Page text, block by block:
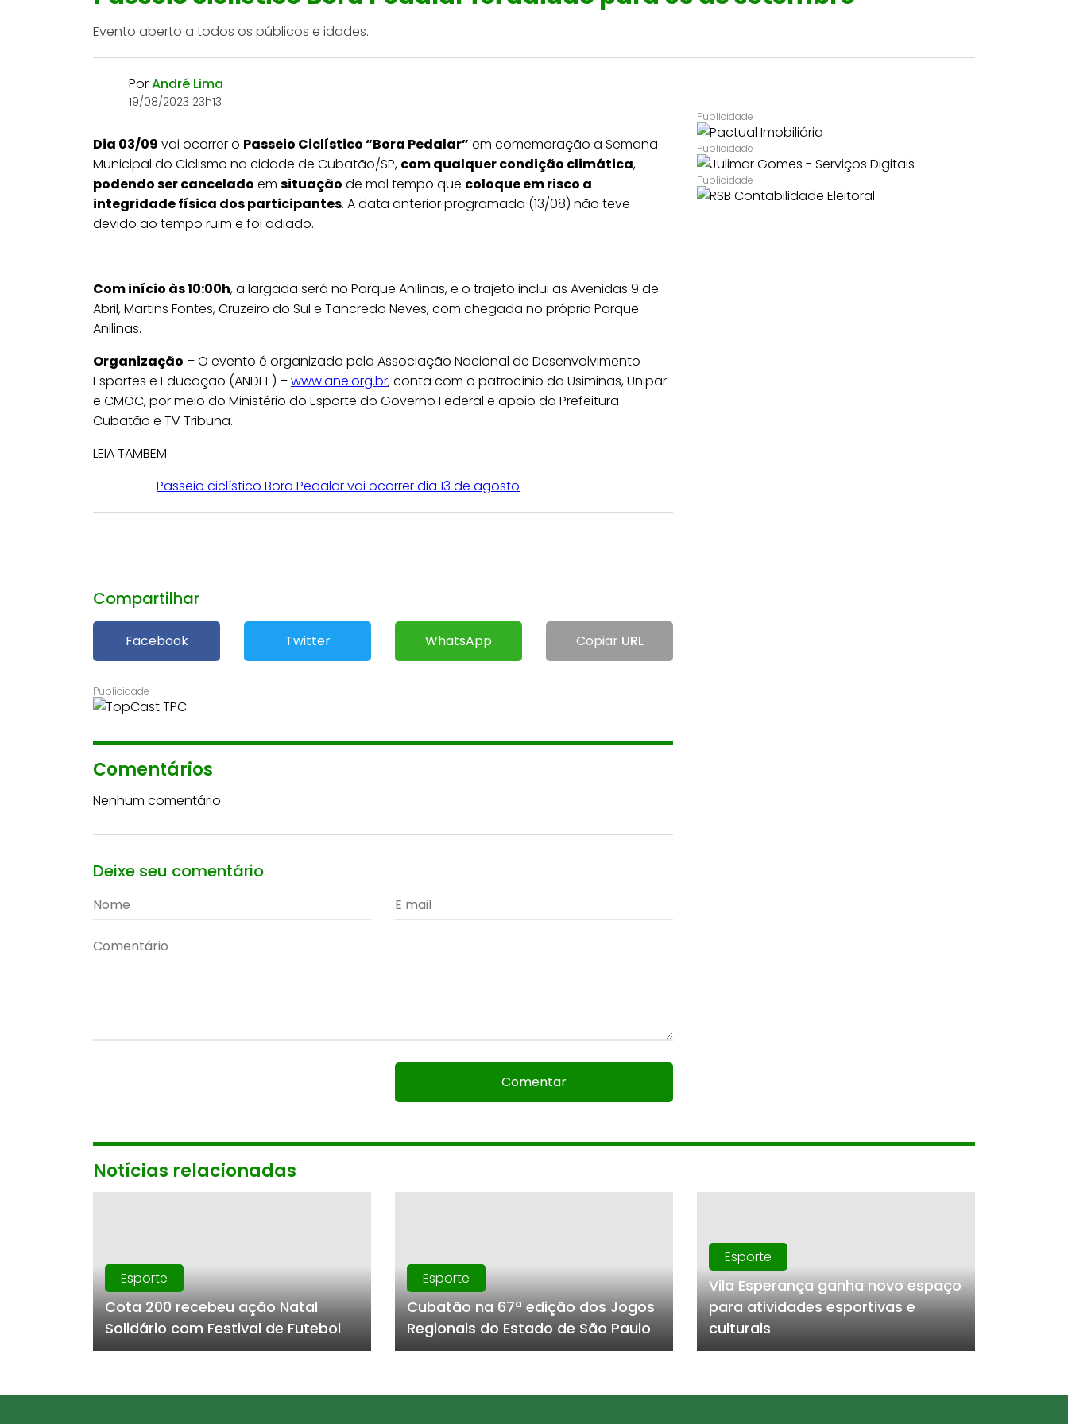
Evento aberto a todos os públicos e idades.
PorAndré Lima
19/08/2023 23h13
Dia 03/09 vai ocorrer o Passeio Ciclístico “Bora Pedalar” em comemoração a Semana
Municipal do Ciclismo na cidade de Cubatão/SP, com qualquer condição climática,
podendo ser cancelado em situação de mal tempo que coloque em risco a
integridade física dos participantes. A data anterior programada (13/08) não teve
devido ao tempo ruim e foi adiado.
Com início às 10:00h, a largada será no Parque Anilinas, e o trajeto inclui as Avenidas 9 de
Abril, Martins Fontes, Cruzeiro do Sul e Tancredo Neves, com chegada no próprio Parque
Anilinas.
Organização – O evento é organizado pela Associação Nacional de Desenvolvimento
Esportes e Educação (ANDEE) –www.ane.org.br, conta com o patrocínio da Usiminas, Unipar
e CMOC, por meio do Ministério do Esporte do Governo Federal e apoio da Prefeitura
Cubatão e TV Tribuna.
LEIA TAMBEM
Passeio ciclístico Bora Pedalar vai ocorrer dia 13 de agosto
Compartilhar
Facebook Twitter WhatsApp Copiar URL
Comentários
Nenhum comentário
Deixe seu comentário
Comentar
Notícias relacionadas
Esporte
Cota 200 recebeu ação Natal
Solidário com Festival de Futebol
Esporte
Cubatão na 67ª edição dos Jogos
Regionais do Estado de São Paulo
Esporte
Vila Esperança ganha novo espaço
para atividades esportivas e
culturais